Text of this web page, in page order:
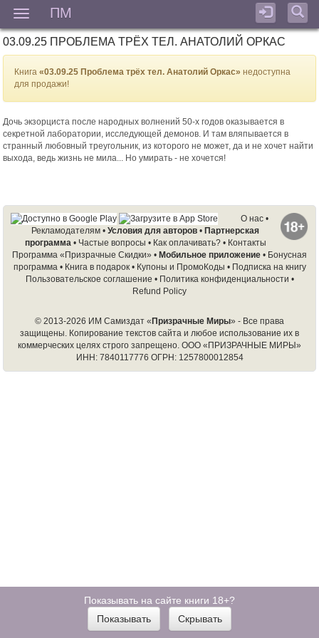
ПМ
03.09.25 ПРОБЛЕМА ТРЁХ ТЕЛ. АНАТОЛИЙ ОРКАС
Книга«03.09.25 Проблема трёх тел. Анатолий Оркас» недоступна
для продажи!
Дочь экзорциста после народных волнений 50-х годов оказывается в
секретной лаборатории, исследующей демонов. И там вляпывается в
странный любовный треугольник, из которого не может, да и не хочет найти
выхода, ведь жизнь не мила... Но умирать - не хочется!
О нас•
Рекламодателям • Условия для авторов • Партнерская
программа• Частые вопросы • Как оплачивать?• Контакты
Программа «Призрачные Скидки» • Мобильное приложение • Бонусная
программа• Книга в подарок• Купоны и ПромоКоды • Подписка на книгу
Пользовательское соглашение • Политика конфиденциальности •
Refund Policy
© 2013-2026 ИМ Самиздат « Призрачные Миры» - Все права
защищены. Копирование текстов сайта и любое использование их в
коммерческих целях строго запрещено. ООО «ПРИЗРАЧНЫЕ МИРЫ»
ИНН: 7840117776 ОГРН: 1257800012854
Показывать на сайте книги 18+?
Показывать
Скрывать